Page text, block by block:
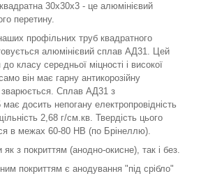
30х30х3 - це алюмінієвий
перетину.
профільних труб квадратного
алюмінієвий сплав АД31. Цей
класу середньої міцності і високої
він має гарну антикорозійну
зварюється. Сплав АД31 з
досить непогану електропровідність
2,68 г/см.кв. Твердість цього
в межах 60-80 НВ (по Брінеллю).
з покриттям (анодно-окисне), так і без.
покриттям є анодування "під срібло"